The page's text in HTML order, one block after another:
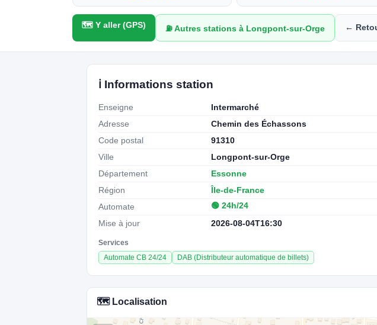
🗺️ Y aller (GPS) ⛽ Autres stations à Longpont-sur-Orge ←
ℹ️ Informations station
Enseigne
Intermarché
Adresse
Chemin des Échassons
Code postal
91310
Ville
Longpont-sur-Orge
Département
Essonne
Région
Île-de-France
Automate
🟢 24h/24
Mise à jour
2026-08-04T16:30
Services
Automate CB 24/24
DAB (Distributeur automatique de billets)
🗺️ Localisation